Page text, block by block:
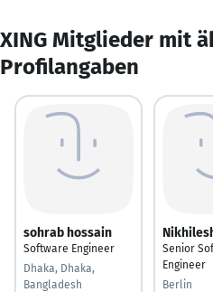
XING Mitglieder mit
Profilangaben
sohrab hossain
Software Engineer
Dhaka, Dhaka,
Bangladesh
Senior
Engineer
Berlin